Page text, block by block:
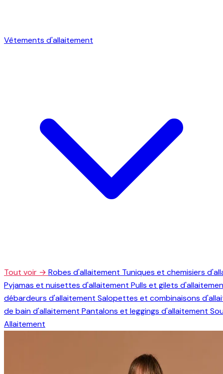
Vêtements d'allaitement
Tout voir → Robes d'allaitement Tuniques et chemisiers
Pyjamas et nuisettes d'allaitement Pulls et gilets
débardeurs d'allaitement Salopettes et combinaisons
de bain d'allaitement Pantalons et leggings d'allaitement
Allaitement